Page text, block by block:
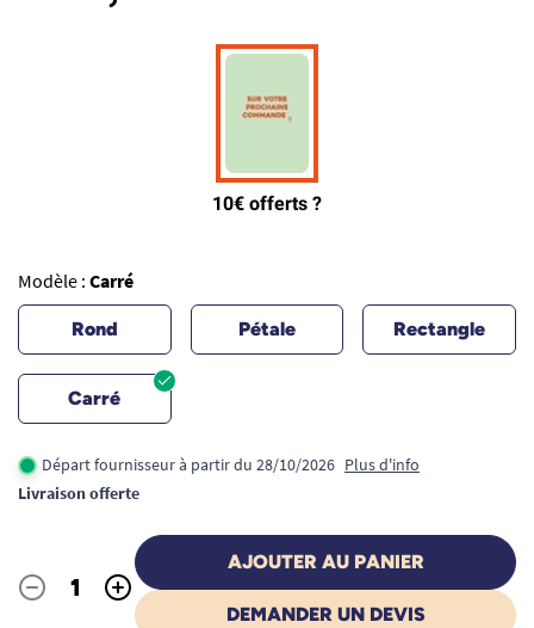
Modèle : Carré
Rond Pétale Rectangle
Carré
Départ fournisseur à partir du 28/10/2026 Plus d'info
Livraison offerte
Quantité
- +
AJOUTER AU PANIER
DEMANDER UN DEVIS